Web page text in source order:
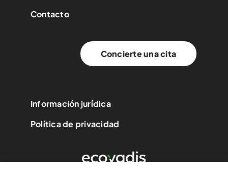
Contacto
Concierte una cita
Información jurídica
Política de privacidad